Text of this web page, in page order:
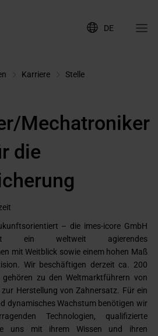
DE
Karriere Stelle
Mechatroniker
die
– die imes-icore GmbH
ein weltweit agierendes
mit Weitblick sowie einem hohen Maß
Wir beschäftigen derzeit ca. 200
zu den Weltmarktführern von
Herstellung von Zahnersatz. Für ein
dynamisches Wachstum benötigen wir
Technologien, qualifizierte
uns mit ihrem Wissen und ihren